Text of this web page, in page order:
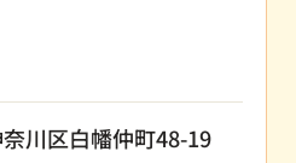
川区白幡仲町48-19